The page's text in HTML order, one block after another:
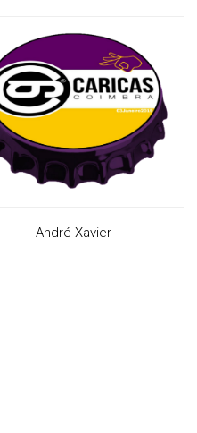
André Xavier